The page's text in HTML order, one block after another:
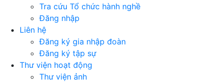
Tra cứu Tổ chức hành nghề
Đăng nhập
Liên hệ
Đăng ký gia nhập đoàn
Đăng ký tập sự
Thư viện hoạt động
Thư viện ảnh